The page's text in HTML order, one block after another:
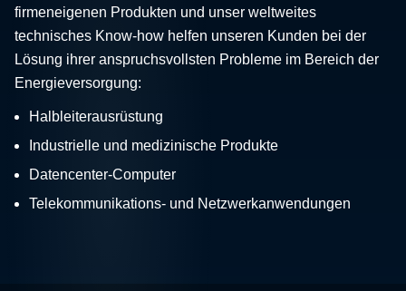
firmeneigenen Produkten und unser weltweites
technisches Know-how helfen unseren Kunden bei der
Lösung ihrer anspruchsvollsten Probleme im Bereich der
Energieversorgung:
Halbleiterausrüstung
Industrielle und medizinische Produkte
Datencenter-Computer
Telekommunikations- und Netzwerkanwendungen